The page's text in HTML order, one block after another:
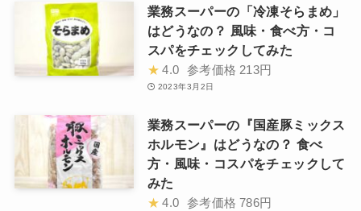
業務スーパーの「冷凍そらまめ」
はどうなの？ 風味・食べ方・コ
スパをチェックしてみた
★ 4.0 参考価格 213円
2023年3月2日
業務スーパーの『国産豚ミックス
ホルモン』はどうなの？ 食べ
方・風味・コスパをチェックして
みた
★ 4.0 参考価格 786円